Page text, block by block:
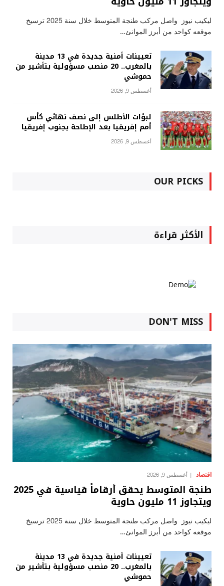
ليكيب نيوز واصل مركب طنجة المتوسط خلال سنة 2025 ترسيخ
موقعه كواحد من أبرز الموانئ…
تعيينات أمنية جديدة في 13 مدينة
بالمغرب.. 20 منصب مسؤولية بتأشير من
حموشي
أغسطس 9, 2026
لبؤات الأطلس إلى نصف نهائي كأس
أمم إفريقيا بعد الإطاحة بجنوب إفريقيا
أغسطس 9, 2026
OUR PICKS
الأكثر قراءة
DON'T MISS
اقتصاد أغسطس 9, 2026
طنجة المتوسط يحقق أرقاماً قياسية في 2025
ويتجاوز 11 مليون حاوية
ليكيب نيوز واصل مركب طنجة المتوسط خلال سنة 2025 ترسيخ
موقعه كواحد من أبرز الموانئ…
تعيينات أمنية جديدة في 13 مدينة
بالمغرب.. 20 منصب مسؤولية بتأشير من
حموشي